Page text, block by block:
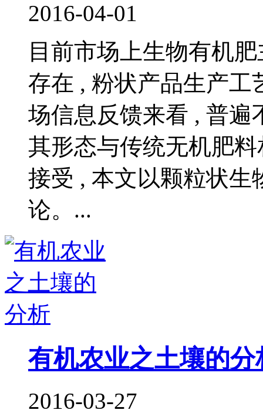
2016-04-01
目前市场上生物有机
存在 , 粉状产品生产工
场信息反馈来看 , 普遍
其形态与传统无机肥
接受 , 本文以颗粒状生
论。...
有机农业之土壤的分
2016-03-27